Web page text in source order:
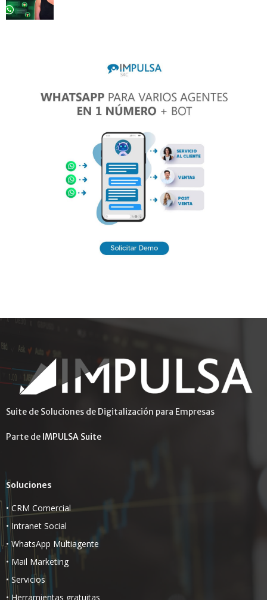
Suite de Soluciones de Digitalización para Empresas
Parte de IMPULSA Suite
Soluciones
•CRM Comercial
• Intranet Social
• WhatsApp Multiagente
• Mail Marketing
• Servicios
•Herramientas gratuitas